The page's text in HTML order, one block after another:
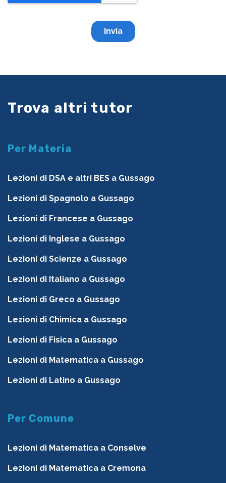
Trova altri tutor
Per Materia
Lezioni di DSA e altri BES a Gussago
Lezioni di Spagnolo a Gussago
Lezioni di Francese a Gussago
Lezioni di Inglese a Gussago
Lezioni di Scienze a Gussago
Lezioni di Italiano a Gussago
Lezioni di Greco a Gussago
Lezioni di Chimica a Gussago
Lezioni di Fisica a Gussago
Lezioni di Matematica a Gussago
Lezioni di Latino a Gussago
Per Comune
Lezioni di Matematica a Conselve
Lezioni di Matematica a Cremona